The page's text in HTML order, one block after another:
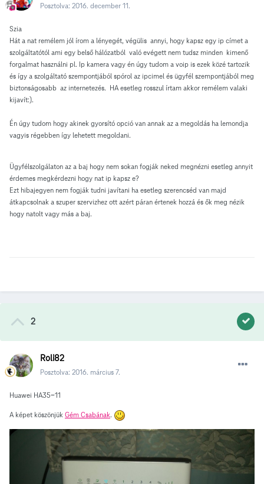
Posztolva: 2016. december 11.
Szia
Hát a nat remélem jól írom a lényegét, végülis annyi, hogy kapsz egy ip címet a
szolgáltatótól ami egy belső hálózatból való evégett nem tudsz minden kimenő
forgalmat használni pl. Ip kamera vagy én úgy tudom a voip is ezek közé tartozik
és így a szolgáltató szempontjából spórol az ipcimel és ügyfél szempontjából meg
biztonságosabb az internetezés. HA esetleg rosszul írtam akkor remélem valaki
kijavít:).
Én úgy tudom hogy akinek gyorsító opció van annak az a megoldás ha lemondja
vagyis régebben így lehetett megoldani.
Ügyfélszolgálaton az a baj hogy nem sokan fogják neked megnézni esetleg annyit
érdemes megkérdezni hogy nat ip kapsz e?
Ezt hibajegyen nem fogják tudni javítani ha esetleg szerencséd van majd
átkapcsolnak a szuper szervizhez ott azért páran értenek hozzá és ők meg nézik
hogy natolt vagy más a baj.
2
Roli82
Posztolva: 2016. március 7.
Huawei HA35-11
A képet köszönjük Gém Csabának.